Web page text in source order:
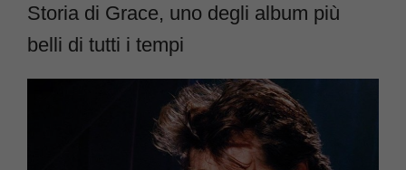
Storia di Grace, uno degli album più
belli di tutti i tempi